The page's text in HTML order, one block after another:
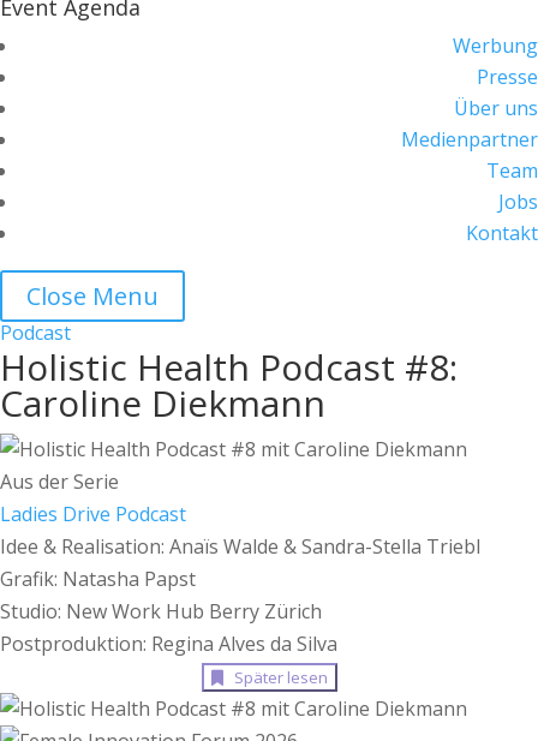
Event Agenda
Werbung
Presse
Über uns
Medienpartner
Team
Jobs
Kontakt
Close Menu
Podcast
Holistic Health Podcast #8:
Caroline Diekmann
Aus der Serie
Ladies Drive Podcast
Idee & Realisation: Anaïs Walde & Sandra-Stella Triebl
Grafik: Natasha Papst
Studio: New Work Hub Berry Zürich
Postproduktion: Regina Alves da Silva
Später lesen